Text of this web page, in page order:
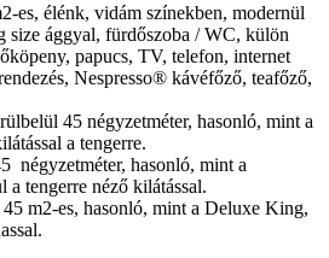
es, élénk, vidám színekben, modernül
size ággyal, fürdőszoba / WC, külön
papucs, TV, telefon, internet
Nespresso® kávéfőző, teafőző,
45 négyzetméter, hasonló, mint a
a tengerre.
négyzetméter, hasonló, mint a
tengerre néző kilátással.
m2-es, hasonló, mint a Deluxe King,